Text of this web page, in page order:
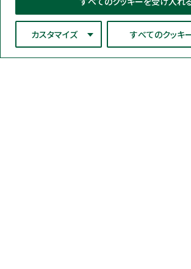
カスタマイズ すべてのクッキ